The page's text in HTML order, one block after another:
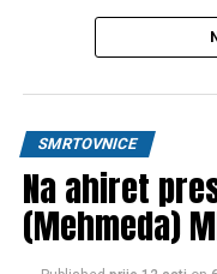
1986 – 2026
dženaze i ukop će se
džume namaza
RAHMETULLAHI
SMRTOVNICE
Na ahiret
(Mehmeda)